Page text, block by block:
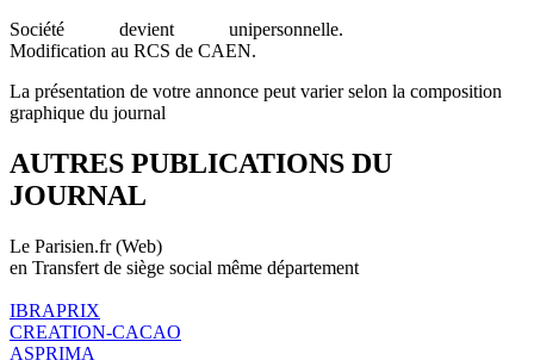
Société devient unipersonnelle.
Modification au RCS de CAEN.
La présentation de votre annonce peut varier selon la composition
graphique du journal
AUTRES PUBLICATIONS DU
JOURNAL
Le Parisien.fr (Web)
en Transfert de siège social même département
IBRAPRIX
CREATION-CACAO
ASPRIMA